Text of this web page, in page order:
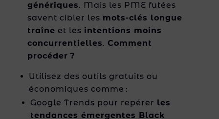
génériques. Mais les PME futées
savent cibler les mots-clés longue
traîne et les intentions moins
concurrentielles. Comment
procéder ?
Utilisez des outils gratuits ou
économiques comme :
Google Trends pour repérer les
tendances émergentes Black